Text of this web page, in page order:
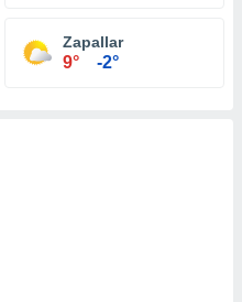
Zapallar
9° -2°